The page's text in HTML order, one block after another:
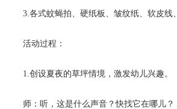
3.各式蚊蝇拍、硬纸板、皱纹纸、软皮线
活动过程：
1.创设夏夜的草坪情境，激发幼儿兴趣。
师：听，这是什么声音？快找它在哪儿？